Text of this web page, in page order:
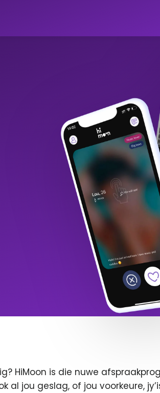
HiMoon is die nuwe
al jou geslag, of jou voorkeure,